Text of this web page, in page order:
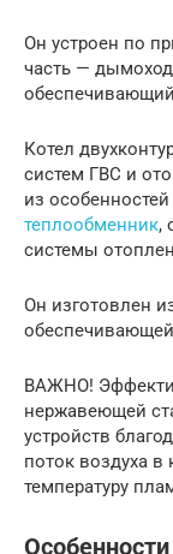
Он устроен по
часть —
обеспечивающий
Котел
систем ГВС и
из особенностей
теплообменник,
системы
Он изготовлен
обеспечивающей
ВАЖНО!
нержавеющей
устройств
поток воздуха
температуру
Особенности